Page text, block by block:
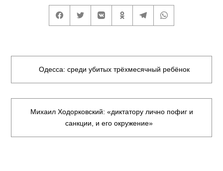
Одесса: среди убитых трёхмесячный ребёнок
Михаил Ходорковский: «диктатору лично пофиг и
санкции, и его окружение»